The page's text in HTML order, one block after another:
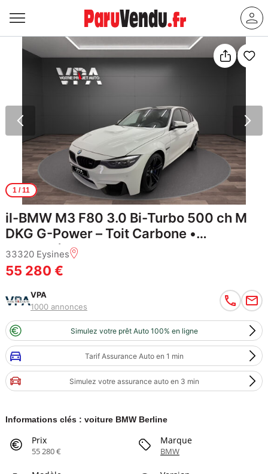
1/ 11
il-BMW M3 F80 3.0 Bi-Turbo 500 ch M
DKG G-Power – Toit Carbone •
Harman/Kardon • HUD • LED
33320 Eysines
55 280 €
VPA
1000 annonces
Simulez votre prêt Auto 100% en ligne
Tarif Assurance Auto en 1 min
Simulez votre assurance auto en 3 min
Informations clés : voiture BMW Berline
Prix
55 280 €
Marque
BMW